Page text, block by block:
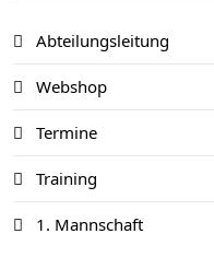
Abteilungsleitung
Webshop
Termine
Training
1. Mannschaft